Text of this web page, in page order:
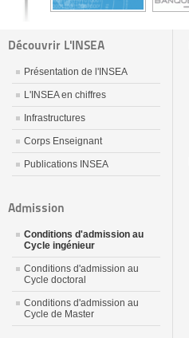
Découvrir L'INSEA
Présentation de l'INSEA
L'INSEA en chiffres
Infrastructures
Corps Enseignant
Publications INSEA
Admission
Conditions d'admission au
Cycle ingénieur
Conditions d'admission au
Cycle doctoral
Conditions d'admission au
Cycle de Master